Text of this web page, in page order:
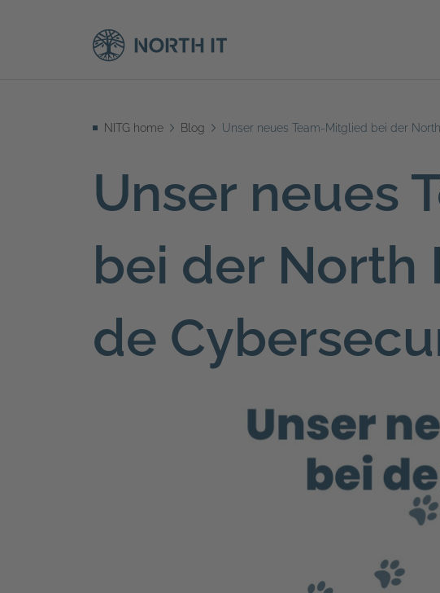
NITG home Blog Unser neues Team-Mitglied bei der
Unser neues
bei der North
de